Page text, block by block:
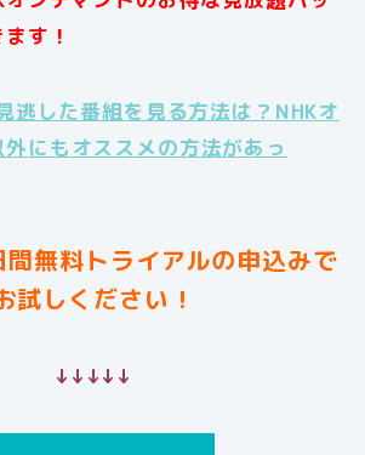
す！
逃した番組を見る方法は？NHKオ
にもオススメの方法があっ
無料トライアルの申込みで
試しください！
↓↓↓↓↓